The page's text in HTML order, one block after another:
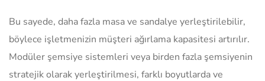
Bu sayede, daha fazla masa ve sandalye yerleştirilebilir,
böylece işletmenizin müşteri ağırlama kapasitesi artırılır.
Modüler şemsiye sistemleri veya birden fazla şemsiyenin
stratejik olarak yerleştirilmesi, farklı boyutlarda ve